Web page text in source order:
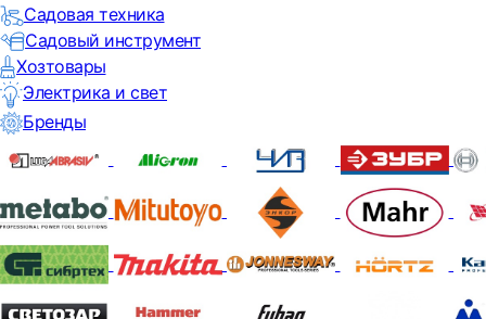
Садовая техника
Садовый инструмент
Хозтовары
Электрика и свет
Бренды